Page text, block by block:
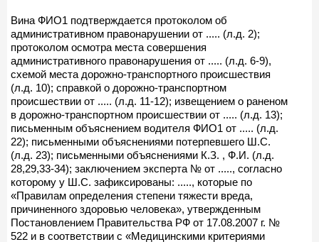
Вина ФИО1 подтверждается протоколом об
административном правонарушении от ..... (л.д. 2);
протоколом осмотра места совершения
административного правонарушения от ..... (л.д. 6-9),
схемой места дорожно-транспортного происшествия
(л.д. 10); справкой о дорожно-транспортном
происшествии от ..... (л.д. 11-12); извещением о раненом
в дорожно-транспортном происшествии от ..... (л.д. 13);
письменным объяснением водителя ФИО1 от ..... (л.д.
22); письменными объяснениями потерпевшего Ш.С.
(л.д. 23); письменными объяснениями К.З. , Ф.И. (л.д.
28,29,33-34); заключением эксперта № от ....., согласно
которому у Ш.С. зафиксированы: ....., которые по
«Правилам определения степени тяжести вреда,
причиненного здоровью человека», утвержденным
Постановлением Правительства РФ от 17.08.2007 г. №
522 и в соответствии с «Медицинскими критериями